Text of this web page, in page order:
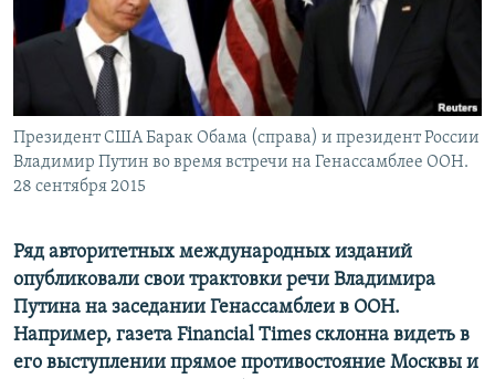
ПОБЕДИТЕЛЕЙ НЕ СУДЯТ?
КРЫМ.НЕПОКОРЕННЫЙ
УКРАИНСКАЯ ПРОБЛЕМА КРЫМА
ПРИСОЕДИНЯЙТЕСЬ!
Все сайты RFE/RL
Президент США Барак Обама (справа) и президент России
Владимир Путин во время встречи на Генассамблее ООН.
28 сентября 2015
Ряд авторитетных международных изданий
опубликовали свои трактовки речи Владимира
Путина на заседании Генассамблеи в ООН.
Например, газета Financial Times склонна видеть в
его выступлении прямое противостояние Москвы и